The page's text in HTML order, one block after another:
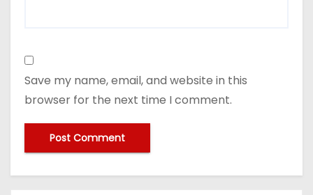
Save my name, email, and website in this
browser for the next time I comment.